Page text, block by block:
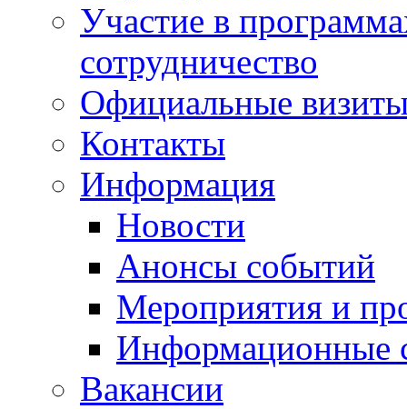
Участие в
сотрудничество
Официальные
Контакты
Информация
Новости
Анонсы событий
Мероприятия и
Информационные
Вакансии